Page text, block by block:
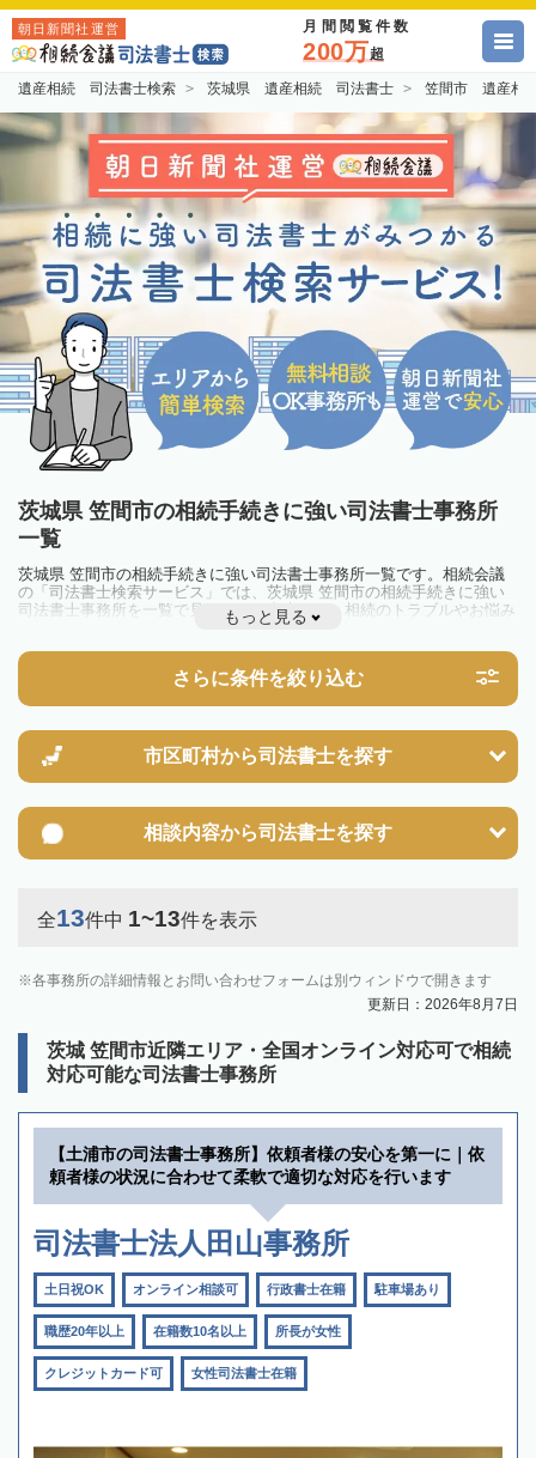
朝日新聞社運営 月間閲覧件数
200万超
遺産相続 司法書士検索 茨城県 遺産相続 司法書士 笠間市 遺産相
茨城県 笠間市の相続手続きに強い司法書士事務所
一覧
茨城県 笠間市の相続手続きに強い司法書士事務所一覧です。相続会議
の「司法書士検索サービス」では、茨城県 笠間市の相続手続きに強い
司法書士事務所を一覧で見ることが出来ます。相続のトラブルやお悩み
を抱えている方は一度近隣の司法書士に相談してみましょう。
もっと見る
さらに条件を絞り込む
市区町村から司法書士を探す
相談内容から司法書士を探す
全13件中 1~13件を表示
各事務所の詳細情報とお問い合わせフォームは別ウィンドウで開きます
更新日：2026年8月7日
茨城 笠間市近隣エリア・全国オンライン対応可で相続
対応可能な司法書士事務所
【土浦市の司法書士事務所】依頼者様の安心を第一に｜依
頼者様の状況に合わせて柔軟で適切な対応を行います
司法書士法人田山事務所
土日祝OK オンライン相談可 行政書士在籍 駐車場あり
職歴20年以上 在籍数10名以上 所長が女性
クレジットカード可 女性司法書士在籍